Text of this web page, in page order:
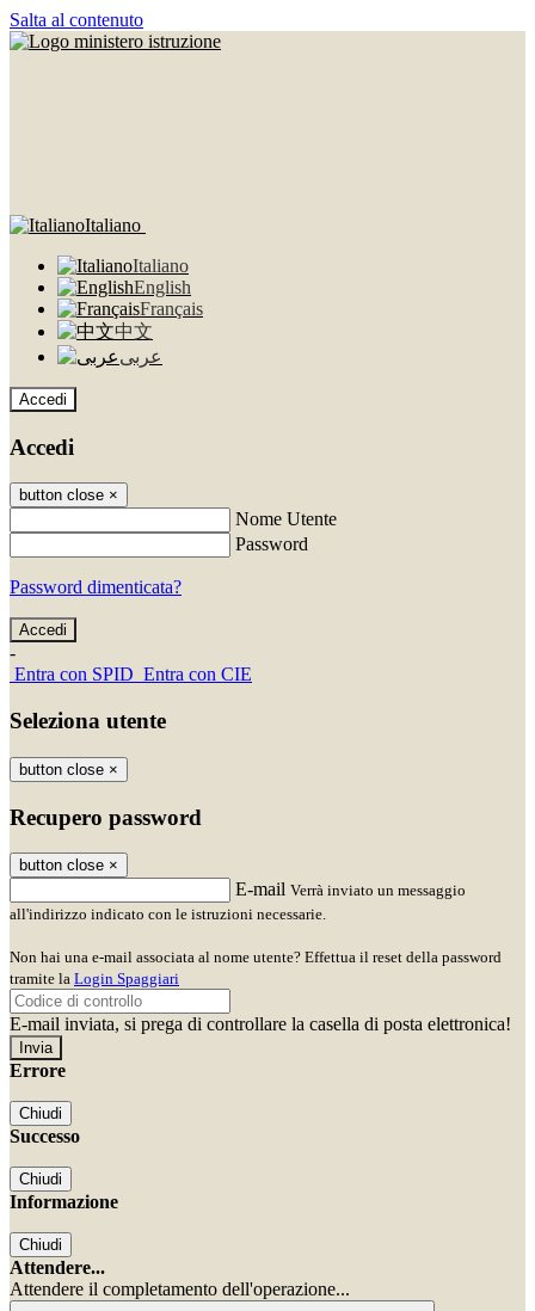
Salta al contenuto
Italiano
Italiano
English
Français
中文
عربى
Accedi
Accedi
button close ×
Nome Utente
Password
Password dimenticata?
-
Entra con SPID Entra con CIE
Seleziona utente
button close ×
Recupero password
button close ×
E-mail Verrà inviato un messaggio
all'indirizzo indicato con le istruzioni necessarie.
Non hai una e-mail associata al nome utente? Effettua il reset della password
tramite la Login Spaggiari
E-mail inviata, si prega di controllare la casella di posta elettronica!
Errore
Chiudi
Successo
Chiudi
Informazione
Chiudi
Attendere...
Attendere il completamento dell'operazione...